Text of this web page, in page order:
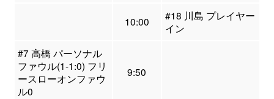
10:00
#18 川島 プレイヤー
イン
#7 高橋 パーソナル
ファウル(1-1:0) フリ
ースローオンファウ
ル0
9:50